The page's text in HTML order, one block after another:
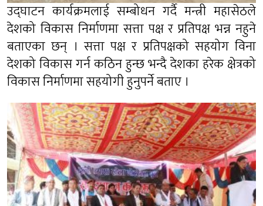
उद्घाटन कार्यक्रमलाई सम्बोधन गर्दै मन्त्री महासेठले
देशको विकास निर्माणमा सत्ता पक्ष र प्रतिपक्ष भन्न नहुने
बताएका छन् । सत्ता पक्ष र प्रतिपक्षको सहयोग विना
देशको विकास गर्न कठिन हुन्छ भन्दै देशका हरेक क्षेत्रको
विकास निर्माणमा सहयोगी हुनुपर्ने बताए ।